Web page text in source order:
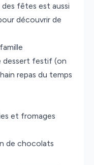
des fêtes est aussi
découvrir de
dessert festif (on
repas du temps
et fromages
de chocolats